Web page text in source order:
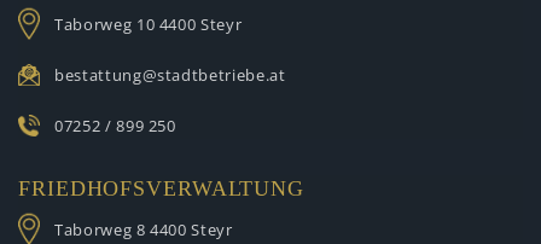
Taborweg 10 4400 Steyr
bestattung@stadtbetriebe.at
07252 / 899 250
FRIEDHOFSVERWALTUNG
Taborweg 8 4400 Steyr